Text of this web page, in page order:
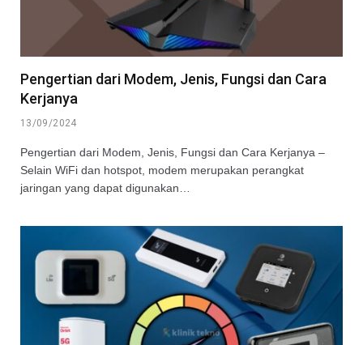
Pengertian dari Modem, Jenis, Fungsi dan Cara
Kerjanya
13/09/2024
Pengertian dari Modem, Jenis, Fungsi dan Cara Kerjanya –
Selain WiFi dan hotspot, modem merupakan perangkat
jaringan yang dapat digunakan…